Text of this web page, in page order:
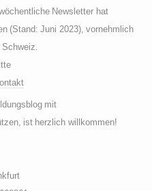
Newsletter hat
(Stand: Juni 2023), vornehmlich
Schweiz.
mit
ist herzlich willkommen!